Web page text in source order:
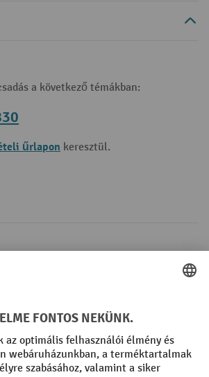
a következő témákban:
űrlapon keresztül.
(Visa)